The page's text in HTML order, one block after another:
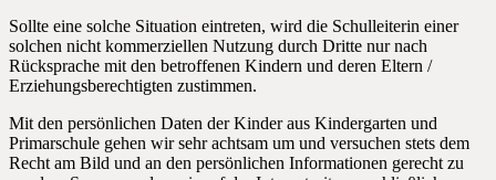
Sollte eine solche Situation eintreten, wird die Schulleiterin einer
solchen nicht kommerziellen Nutzung durch Dritte nur nach
Rücksprache mit den betroffenen Kindern und deren Eltern /
Erziehungsberechtigten zustimmen.
Mit den persönlichen Daten der Kinder aus Kindergarten und
Primarschule gehen wir sehr achtsam um und versuchen stets dem
Recht am Bild und an den persönlichen Informationen gerecht zu